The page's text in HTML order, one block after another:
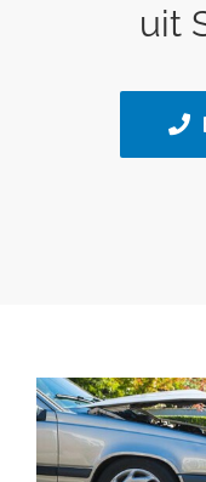
uit